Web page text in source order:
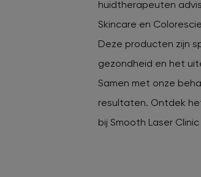
huidtherapeuten
Skincare en
Deze producten zijn
gezondheid en het
Samen met onze
resultaten. Ontdek
bij Smooth Laser